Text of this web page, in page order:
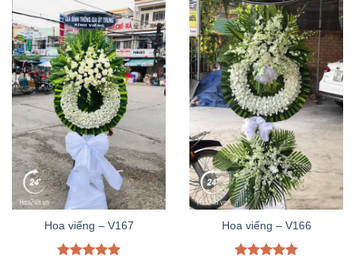
Hoa viếng – V167 Hoa viếng – V166